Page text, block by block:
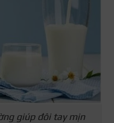
giúp đôi tay mịn